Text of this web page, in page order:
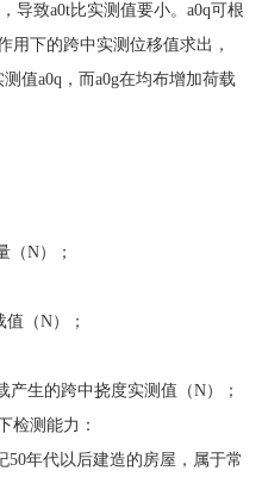
导致a0t比实测值要小。a0q可根
用下的跨中实测位移值求出，
值a0q，而a0g在均布增加荷载
N）；
（N）；
生的跨中挠度实测值（N）；
测能力：
年代以后建造的房屋，属于常